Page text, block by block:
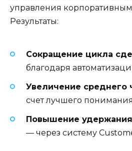
управления
Результаты:
Сокращение цикла
благодаря
Увеличение среднего
счет лучшего
Повышение
— через систему